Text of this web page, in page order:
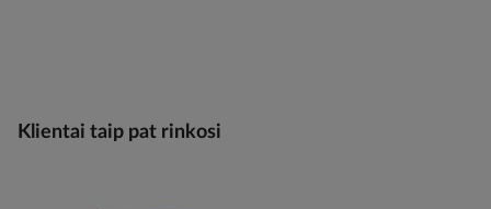
Klientai taip pat rinkosi